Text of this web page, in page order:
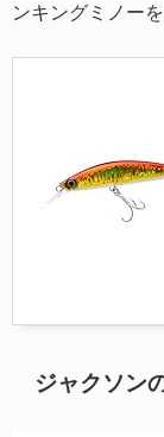
ンキングミノー
ジャクソン